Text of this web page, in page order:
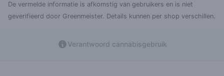
De vermelde informatie is afkomstig van gebruikers en is niet
geverifieerd door Greenmeister. Details kunnen per shop verschillen.
Verantwoord cannabisgebruik